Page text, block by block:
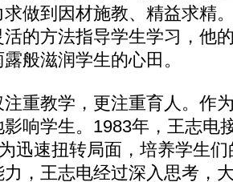
做到因材施教、精益求精
的方法指导学生学习，他
般滋润学生的心田。
教学，更注重育人。作
响学生。1983年，王志电
迅速扭转局面，培养学生
，王志电经过深入思考，